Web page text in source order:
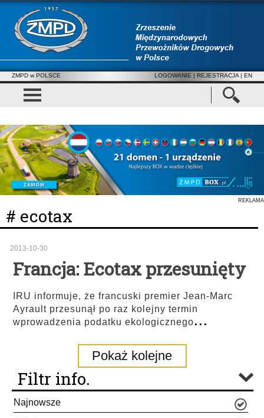
ZMPD w POLSCE LOGOWANIE | REJESTRACJA | EN
REKLAMA
# ecotax
2013-10-30
Francja: Ecotax przesunięty
IRU informuje, że francuski premier Jean-Marc
Ayrault przesunął po raz kolejny termin
wprowadzenia podatku ekologicznego...
Pokaż kolejne
Filtr info.
Najnowsze